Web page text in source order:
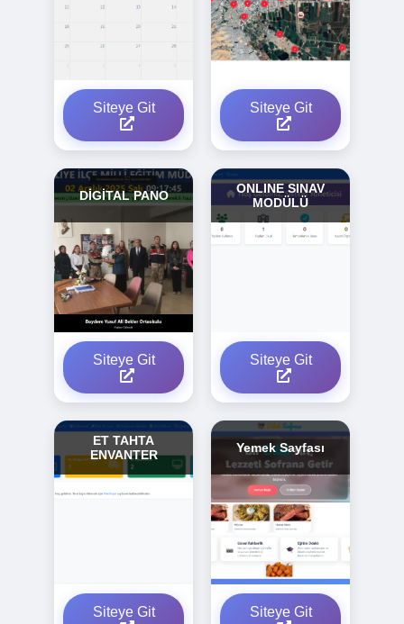
Siteye Git Siteye Git
DİGİTAL PANO
Siteye Git
ONLINE SINAV
MODÜLÜ
Siteye Git
ET TAHTA
ENVANTER
Siteye Git
Yemek Sayfası
Siteye Git